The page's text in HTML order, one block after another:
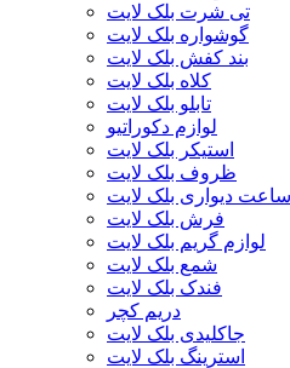
تی شرت بلک لایت
گوشواره بلک لایت
بند کفش بلک لایت
کلاه بلک لایت
تابلو بلک لایت
لوازم دکوراتیو
استیکر بلک لایت
ظروف بلک لایت
ساعت دیواری بلک لایت
فرش بلک لایت
لوازم گریم بلک لایت
شمع بلک لایت
فندک بلک لایت
دریم کچر
جاکلیدی بلک لایت
استرینگ بلک لایت